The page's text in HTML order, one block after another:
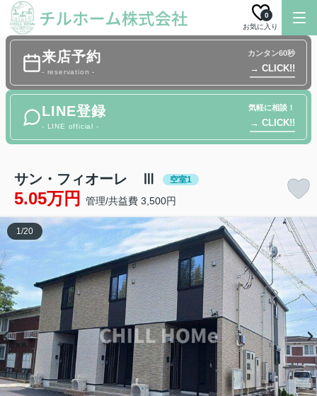
お気に入り
0
来店予約
- reservation -
カンタン60秒
→ CLICK!!
LINE登録
- LINE official -
気軽に相談！
→ CLICK!!
サン・フィオーレ Ⅲ 空室1
5.05万円 管理/共益費 3,500円
1/20